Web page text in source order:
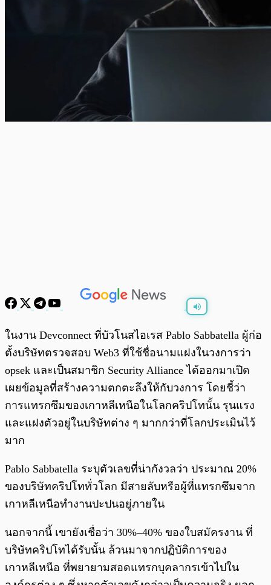
ในงาน Devconnect ที่บัวโนสไอเรส Pablo Sabbatella ผู้ก่อ
ตั้งบริษัทตรวจสอบ Web3 ที่ใช้ชื่อนามแฝงในวงการว่า
opsek และเป็นสมาชิก Security Alliance ได้ออกมาเปิด
เผยข้อมูลที่สร้างความตกตะลึงให้กับวงการ โดยชี้ว่า
การแทรกซึมของเกาหลีเหนือในโลกคริปโทนั้น รุนแรง
และแฝงตัวอยู่ในบริษัทต่าง ๆ มากกว่าที่โลกประเมินไว้
มาก
Pablo Sabbatella ระบุตัวเลขที่น่ากังวลว่า ประมาณ 20%
ของบริษัทคริปโททั่วโลก มีสายลับหรือผู้ที่แทรกซึมจาก
เกาหลีเหนือทำงานปะปนอยู่ภายใน
นอกจากนี้ เขายังเชื่อว่า 30%–40% ของใบสมัครงาน ที่
บริษัทคริปโทได้รับนั้น ล้วนมาจากปฏิบัติการของ
เกาหลีเหนือ ที่พยายามสอดแทรกบุคลากรเข้าไปใน